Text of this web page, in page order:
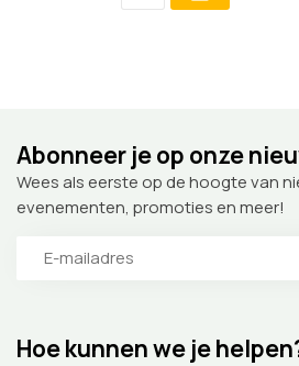
Hoe kunnen we je
Abonneer je op onze
Wees als eerste op de hoogte van
evenementen, promoties en meer!